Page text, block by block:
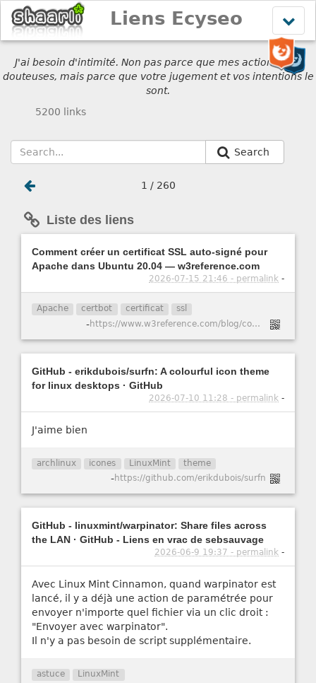
le
menu
Liens Ecyseo
J'ai besoin d'intimité. Non pas parce que mes actions sont
douteuses, mais parce que votre jugement et vos intentions le
sont.
5200 links
Search
1 / 260
Liste des liens
Comment créer un certificat SSL auto-signé pour
Apache dans Ubuntu 20.04 — w3reference.com
2026-07-15 21:46 - permalink -
Apache certbot certificat ssl
- https://www.w3reference.com/blog/comment-cr-er-un-certificat-ssl-auto-sign-pour-apache-dans-ubuntu-20-04/
GitHub - erikdubois/surfn: A colourful icon theme
for linux desktops · GitHub
2026-07-10 11:28 - permalink -
J'aime bien
archlinux icones LinuxMint theme
-https://github.com/erikdubois/surfn
GitHub - linuxmint/warpinator: Share files across
the LAN · GitHub - Liens en vrac de sebsauvage
2026-06-9 19:37 - permalink -
Avec Linux Mint Cinnamon, quand warpinator est
lancé, il y a déjà une action de paramétrée pour
envoyer n'importe quel fichier via un clic droit :
"Envoyer avec warpinator".
Il n'y a pas besoin de script supplémentaire.
astuce LinuxMint